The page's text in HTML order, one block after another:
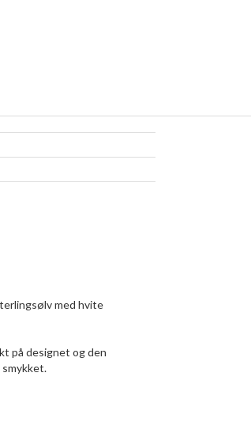
med hvite
på designet og den
smykket.